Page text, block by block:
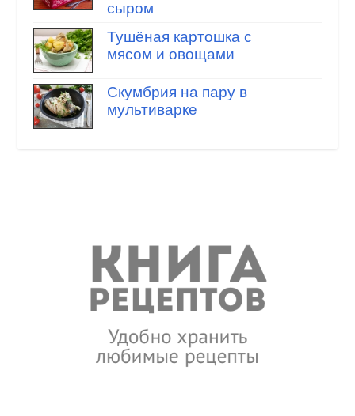
сыром
Тушёная картошка с
мясом и овощами
Скумбрия на пару в
мультиварке